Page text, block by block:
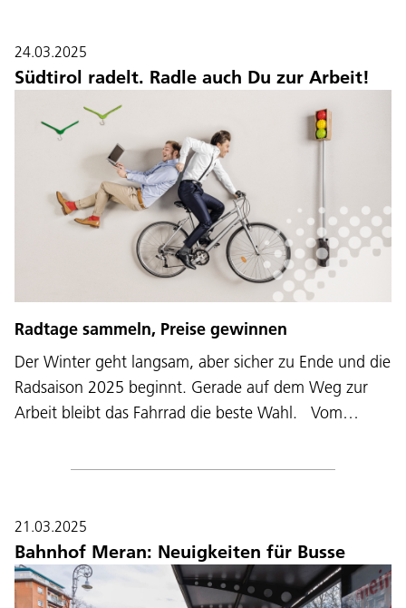
24.03.2025
Südtirol radelt. Radle auch Du zur Arbeit!
Radtage sammeln, Preise gewinnen
Der Winter geht langsam, aber sicher zu Ende und die
Radsaison 2025 beginnt. Gerade auf dem Weg zur
Arbeit bleibt das Fahrrad die beste Wahl. Vom…
21.03.2025
Bahnhof Meran: Neuigkeiten für Busse